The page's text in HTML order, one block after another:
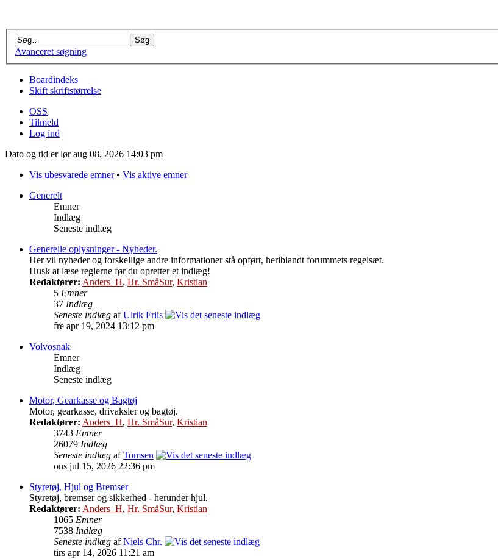
Avanceret søgning
Boardindeks
Skift skriftstørrelse
OSS
Tilmeld
Log ind
Dato og tid er lør aug 08, 2026 14:03 pm
Vis ubesvarede emner• Vis aktive emner
Generelt
Emner
Indlæg
Seneste indlæg
Generelle oplysninger - Nyheder.
Her vil nyheder og forskellige andre informationer stå opført, heriblandt forummets regelsæt.
Husk at læse reglerne før du opretter et indlæg!
Redaktører: Anders_H, Hr. SmåSur, Kristian
5 Emner
37 Indlæg
Seneste indlæg afUlrik Friis
fre apr 19, 2024 13:12 pm
Volvosnak
Emner
Indlæg
Seneste indlæg
Motor, Gearkasse og Bagtøj
Motor, gearkasse, drivaksler og bagtøj.
Redaktører: Anders_H, Hr. SmåSur, Kristian
3743 Emner
26079 Indlæg
Seneste indlæg afTomsen
ons jul 15, 2026 22:36 pm
Styretøj, Hjul og Bremser
Styretøj, bremser og sikkerhed - herunder hjul.
Redaktører: Anders_H, Hr. SmåSur, Kristian
1065 Emner
7538 Indlæg
Seneste indlæg afNiels Chr.
tirs apr 14, 2026 11:21 am